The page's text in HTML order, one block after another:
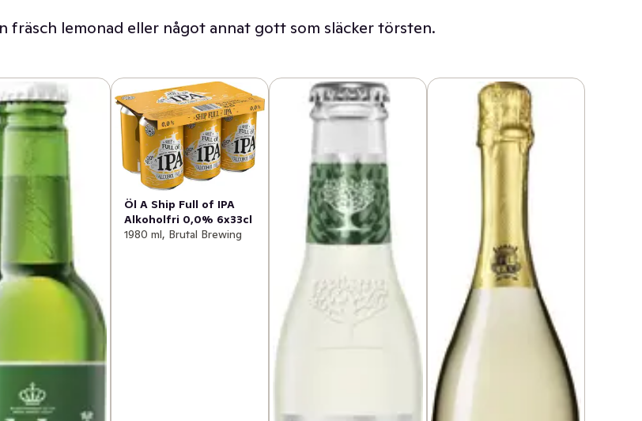
fräsch lemonad eller något annat gott som släcker törsten.
Öl A Ship Full of IPA
Alkoholfri 0,0% 6x33cl
1980 ml, Brutal Brewing